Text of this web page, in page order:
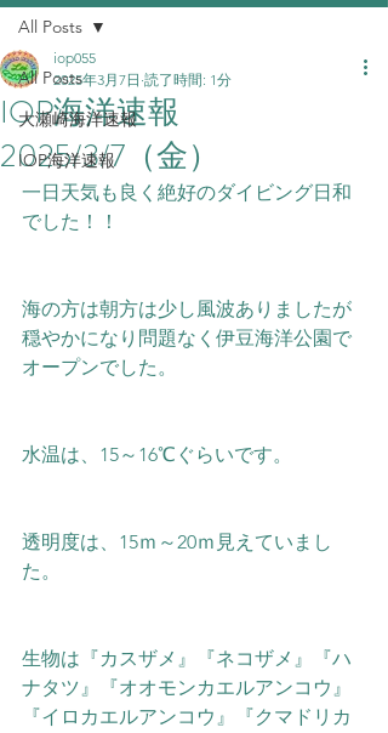
All Posts
大瀬崎海洋速報
IOP海洋速報
All Posts
IOP海洋速報
2025/3/7（金）
iop055
2025年3月7日 読了時間: 1分
一日天気も良く絶好のダイビング日和
でした！！
海の方は朝方は少し風波ありましたが
穏やかになり問題なく伊豆海洋公園で
オープンでした。
水温は、15～16℃ぐらいです。
透明度は、15ｍ～20ｍ見えていまし
た。
生物は『カスザメ』『ネコザメ』『ハ
ナタツ』『オオモンカエルアンコウ』
『イロカエルアンコウ』『クマドリカ